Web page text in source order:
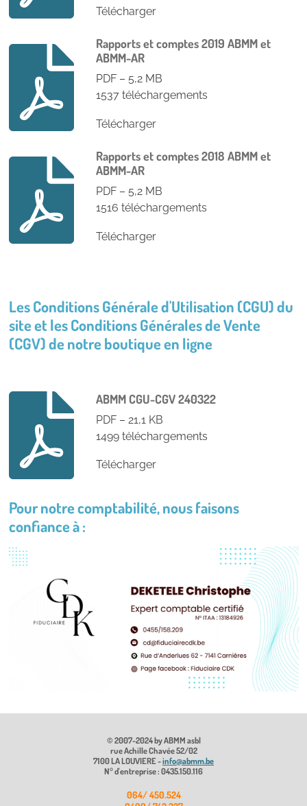
Télécharger
Rapports et comptes 2019 ABMM et
ABMM-AR
PDF – 5,2 MB
1537 téléchargements
Télécharger
Rapports et comptes 2018 ABMM et
ABMM-AR
PDF – 5,2 MB
1516 téléchargements
Télécharger
Les Conditions Générale d'Utilisation (CGU) du
site et les Conditions Générales de Vente
(CGV) de notre boutique en ligne
ABMM CGU-CGV 240322
PDF – 21,1 KB
1499 téléchargements
Télécharger
Pour notre comptabilité, nous faisons
confiance à :
© 2007-2024 by ABMM asbl
rue Achille Chavée 52/02
7100 LA LOUVIERE -info@abmm.be
N° d'entreprise : 0435.150.116
064/ 450.524